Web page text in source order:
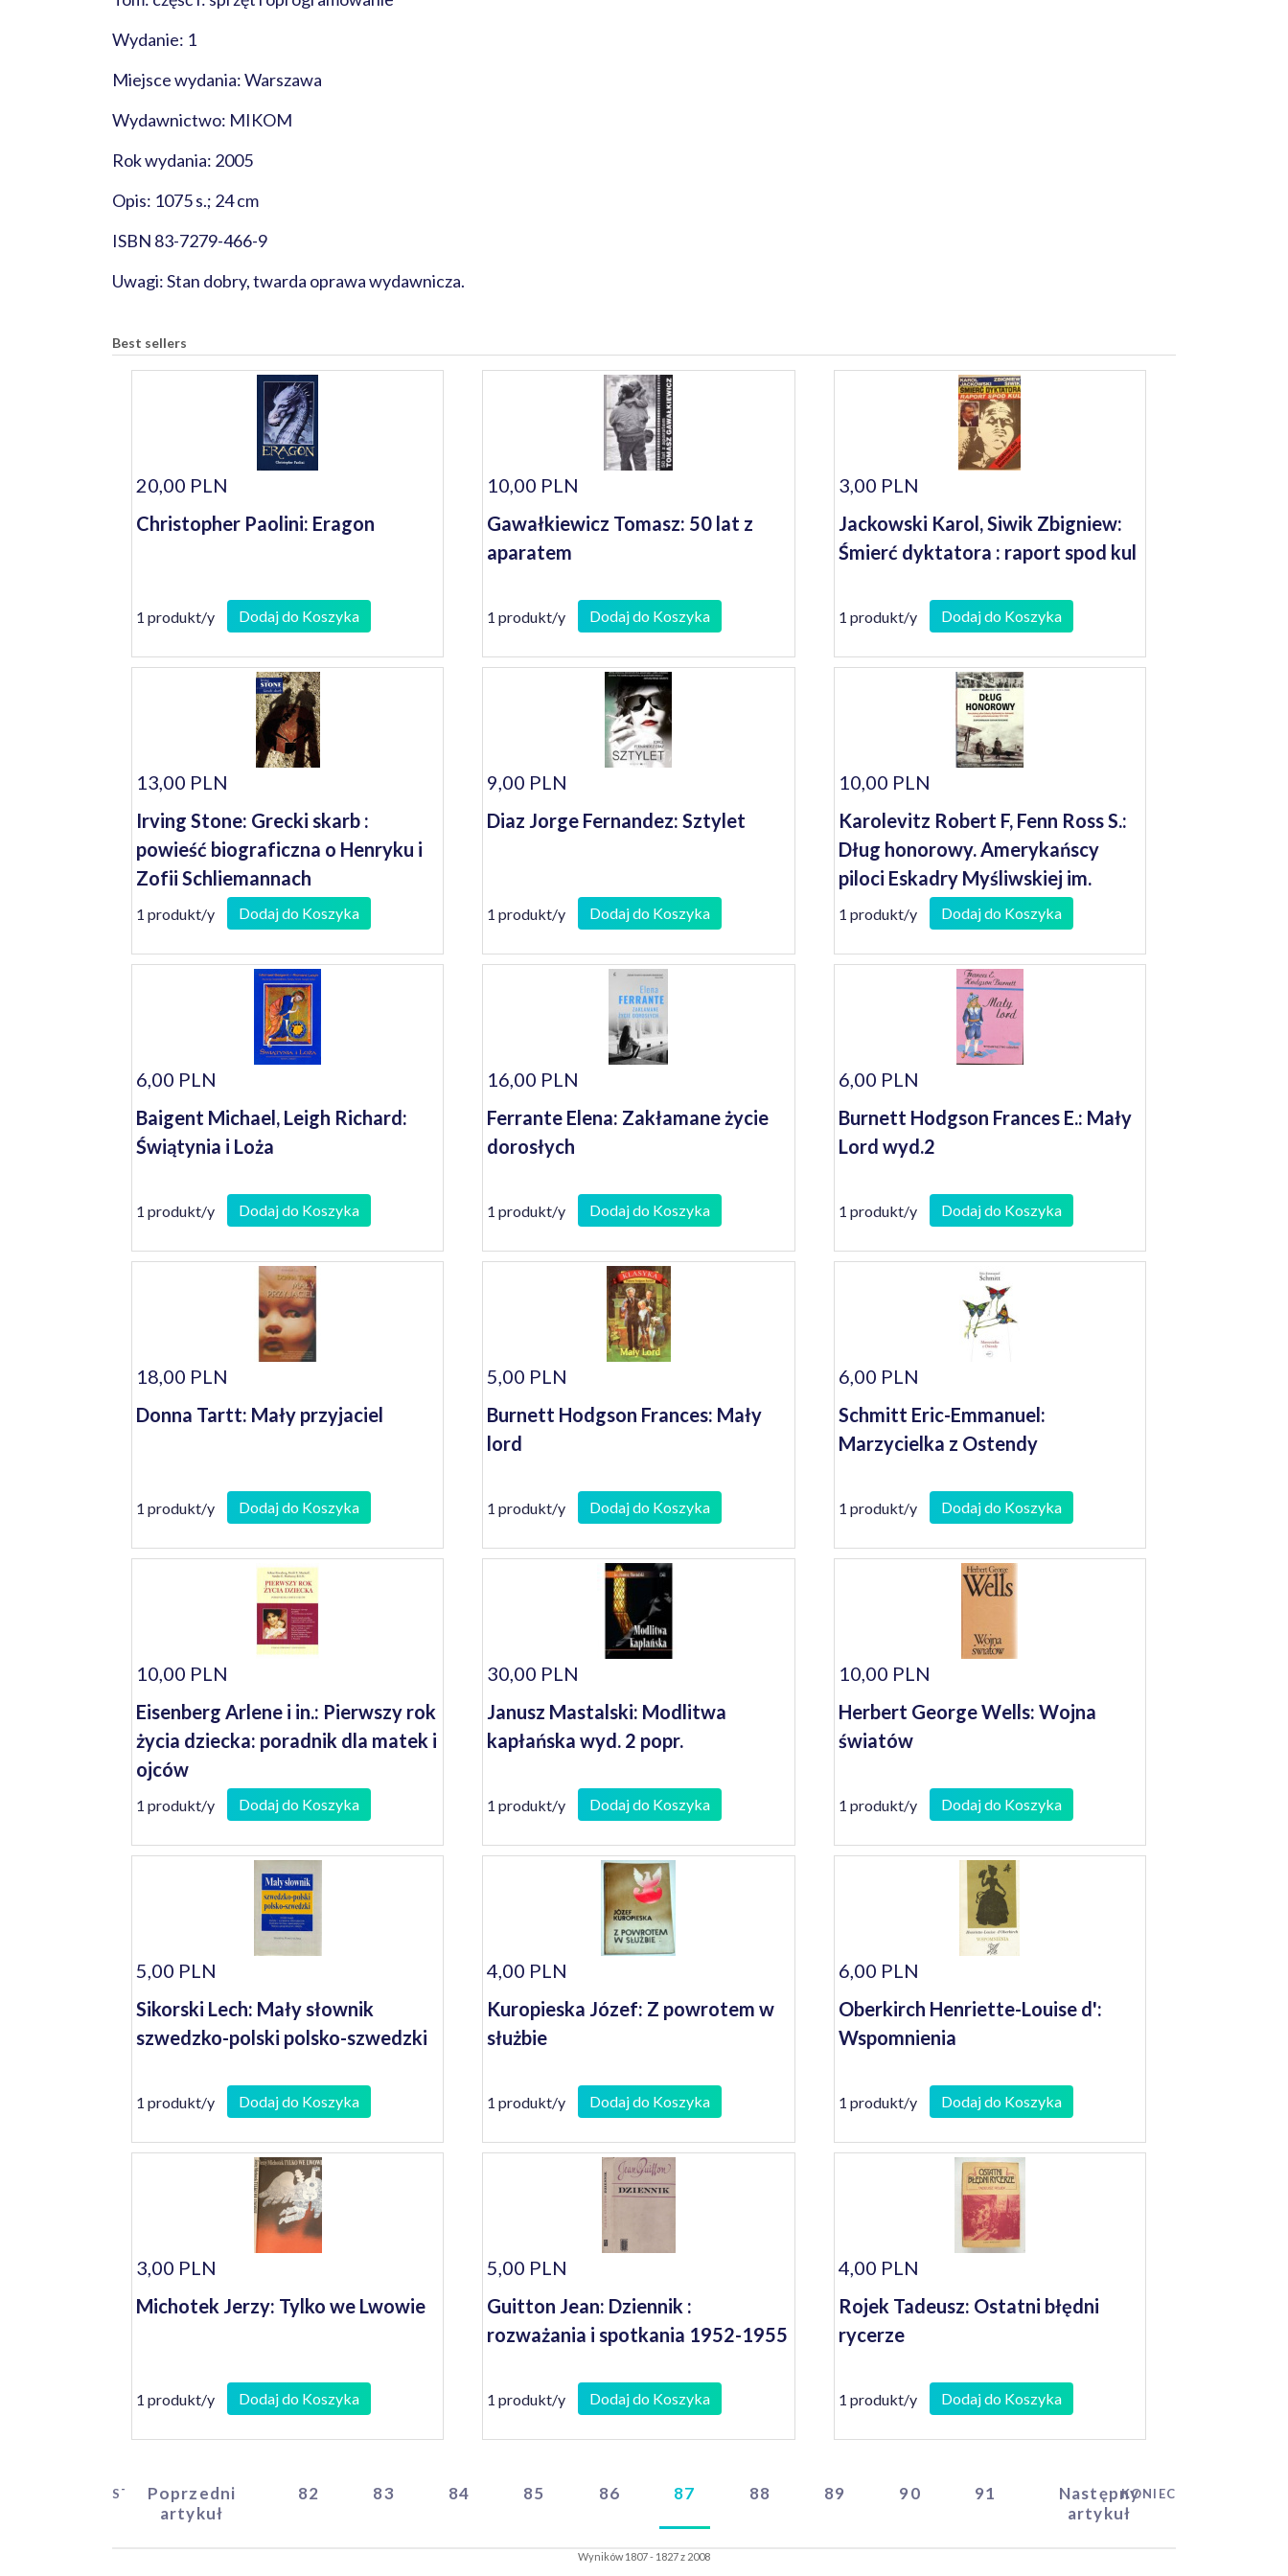
Wydanie: 1
Miejsce wydania: Warszawa
Wydawnictwo: MIKOM
Rok wydania: 2005
Opis: 1075 s.; 24 cm
ISBN 83-7279-466-9
Uwagi: Stan dobry, twarda oprawa wydawnicza.
Best sellers
20,00 PLN
Christopher Paolini: Eragon
1 produkt/y Dodaj do Koszyka
10,00 PLN
Gawałkiewicz Tomasz: 50 lat z
aparatem
1 produkt/y Dodaj do Koszyka
3,00 PLN
Jackowski Karol, Siwik Zbigniew:
Śmierć dyktatora : raport spod kul
1 produkt/y Dodaj do Koszyka
13,00 PLN
Irving Stone: Grecki skarb :
powieść biograficzna o Henryku i
Zofii Schliemannach
1 produkt/y Dodaj do Koszyka
9,00 PLN
Diaz Jorge Fernandez: Sztylet
1 produkt/y Dodaj do Koszyka
10,00 PLN
Karolevitz Robert F, Fenn Ross S.:
Dług honorowy. Amerykańscy
piloci Eskadry Myśliwskiej im.
Kościuszki w wojnie polsko-
bolszewickiej 1919-1920 :
zapomniani bohaterowie
1 produkt/y Dodaj do Koszyka
6,00 PLN
Baigent Michael, Leigh Richard:
Świątynia i Loża
1 produkt/y Dodaj do Koszyka
16,00 PLN
Ferrante Elena: Zakłamane życie
dorosłych
1 produkt/y Dodaj do Koszyka
6,00 PLN
Burnett Hodgson Frances E.: Mały
Lord wyd.2
1 produkt/y Dodaj do Koszyka
18,00 PLN
Donna Tartt: Mały przyjaciel
1 produkt/y Dodaj do Koszyka
5,00 PLN
Burnett Hodgson Frances: Mały
lord
1 produkt/y Dodaj do Koszyka
6,00 PLN
Schmitt Eric-Emmanuel:
Marzycielka z Ostendy
1 produkt/y Dodaj do Koszyka
10,00 PLN
Eisenberg Arlene i in.: Pierwszy rok
życia dziecka: poradnik dla matek i
ojców
1 produkt/y Dodaj do Koszyka
30,00 PLN
Janusz Mastalski: Modlitwa
kapłańska wyd. 2 popr.
1 produkt/y Dodaj do Koszyka
10,00 PLN
Herbert George Wells: Wojna
światów
1 produkt/y Dodaj do Koszyka
5,00 PLN
Sikorski Lech: Mały słownik
szwedzko-polski polsko-szwedzki
1 produkt/y Dodaj do Koszyka
4,00 PLN
Kuropieska Józef: Z powrotem w
służbie
1 produkt/y Dodaj do Koszyka
6,00 PLN
Oberkirch Henriette-Louise d':
Wspomnienia
1 produkt/y Dodaj do Koszyka
3,00 PLN
Michotek Jerzy: Tylko we Lwowie
1 produkt/y Dodaj do Koszyka
5,00 PLN
Guitton Jean: Dziennik :
rozważania i spotkania 1952-1955
1 produkt/y Dodaj do Koszyka
4,00 PLN
Rojek Tadeusz: Ostatni błędni
rycerze
1 produkt/y Dodaj do Koszyka
STARTPoprzedni
artykuł
82 83 84 85 86 87 88 89 90 91
Następny
artykuł
KONIEC
Wyników 1807 - 1827 z 2008